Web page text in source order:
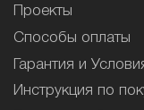
Проекты
Способы оплаты
Гарантия и
Инструкция по